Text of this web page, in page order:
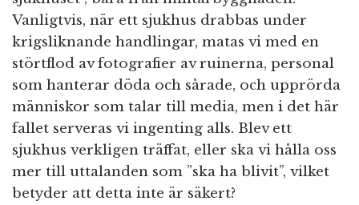
Vanligtvis, när ett sjukhus drabbas under
krigsliknande handlingar, matas vi med en
störtflod av fotografier av ruinerna, personal
som hanterar döda och sårade, och upprörda
människor som talar till media, men i det här
fallet serveras vi ingenting alls. Blev ett
sjukhus verkligen träffat, eller ska vi hålla oss
mer till uttalanden som ”ska ha blivit”, vilket
betyder att detta inte är säkert?